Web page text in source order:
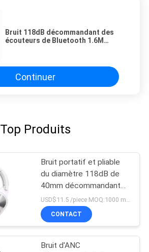
Bruit 118dB décommandant des
écouteurs de Bluetooth 1.6M
Continuer
Top Produits
Bruit portatif et pliable
du diamètre 118dB de
40mm décommandant
des écouteurs de
Bluetooth
USD$11.5 /piece MOQ:1000 morceaux par articles
CONTACT
Bruit d'ANC